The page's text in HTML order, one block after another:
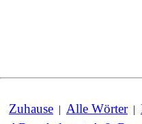
Zuhause | Alle Wörter|